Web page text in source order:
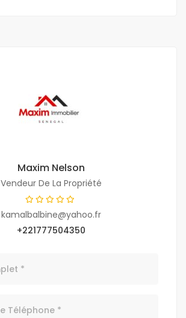
Maxim Nelson
Vendeur De La Propriété
kamalbalbine@yahoo.fr
+221777504350